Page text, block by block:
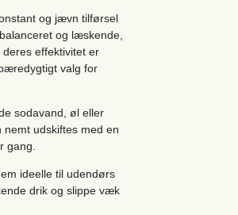
og jævn tilførsel
og læskende,
effektivitet er
valg for
sodavand, øl eller
udskiftes med en
gang.
ideelle til udendørs
drik og slippe væk